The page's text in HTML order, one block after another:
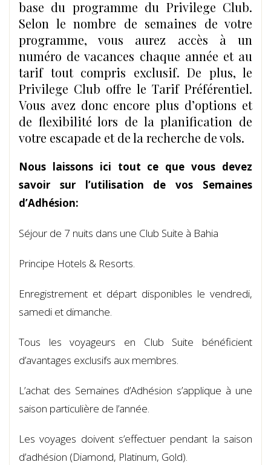
base du programme du Privilege Club.
Selon le nombre de semaines de votre
programme, vous aurez accès à un
numéro de vacances chaque année et au
tarif tout compris exclusif. De plus, le
Privilege Club offre le Tarif Préférentiel.
Vous avez donc encore plus d’options et
de flexibilité lors de la planification de
votre escapade et de la recherche de vols.
Nous laissons ici tout ce que vous devez
savoir sur l’utilisation de vos Semaines
d’Adhésion:
Séjour de 7 nuits dans une Club Suite à Bahia
Principe Hotels & Resorts.
Enregistrement et départ disponibles le vendredi,
samedi et dimanche.
Tous les voyageurs en Club Suite bénéficient
d’avantages exclusifs aux membres.
L’achat des Semaines d’Adhésion s’applique à une
saison particulière de l’année.
Les voyages doivent s’effectuer pendant la saison
d’adhésion (Diamond, Platinum, Gold).